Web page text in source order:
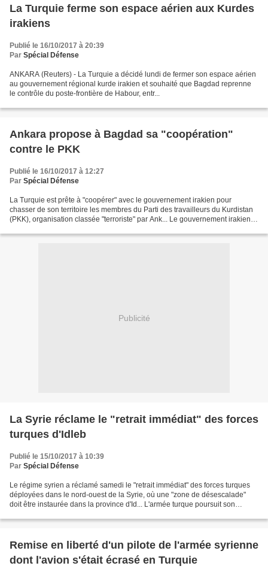
La Turquie ferme son espace aérien aux Kurdes
irakiens
Publié le 16/10/2017 à 20:39
Par Spécial Défense
ANKARA (Reuters) - La Turquie a décidé lundi de fermer son espace aérien
au gouvernement régional kurde irakien et souhaité que Bagdad reprenne
le contrôle du poste-frontière de Habour, entr...
Ankara propose à Bagdad sa "coopération"
contre le PKK
Publié le 16/10/2017 à 12:27
Par Spécial Défense
La Turquie est prête à "coopérer" avec le gouvernement irakien pour
chasser de son territoire les membres du Parti des travailleurs du Kurdistan
(PKK), organisation classée "terroriste" par Ank... Le gouvernement irakien a
Publicité
La Syrie réclame le "retrait immédiat" des forces
turques d'Idleb
Publié le 15/10/2017 à 10:39
Par Spécial Défense
Le régime syrien a réclamé samedi le "retrait immédiat" des forces turques
déployées dans le nord-ouest de la Syrie, où une "zone de désescalade"
doit être instaurée dans la province d'Id... L'armée turque poursuit son
Remise en liberté d'un pilote de l'armée syrienne
dont l'avion s'était écrasé en Turquie